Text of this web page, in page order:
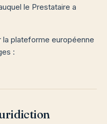
le Prestataire a
plateforme européenne
: